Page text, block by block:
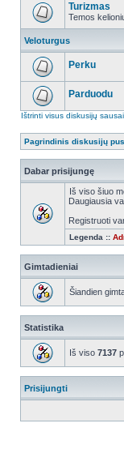
Turizmas
Temos
Veloturgus
Perku
Parduodu
Ištrinti visus diskusijų
Pagrindinis diskusijų
Dabar prisijungę
Iš viso šiuo
Daugiausia
Registruoti
Legenda ::
Gimtadieniai
Šiandien
Statistika
Iš viso 7137
Prisijungti